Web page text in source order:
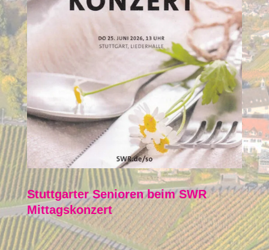
Stuttgarter Senioren beim SWR
Mittagskonzert